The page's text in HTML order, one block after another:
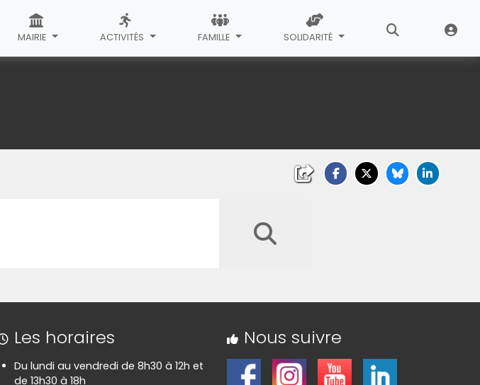
MAIRIE ACTIVITÉS FAMILLE SOLIDARITÉ
Lancer la recherche
Les horaires
Du lundi au vendredi de 8h30 à 12h et
de 13h30 à 18h
Nous suivre